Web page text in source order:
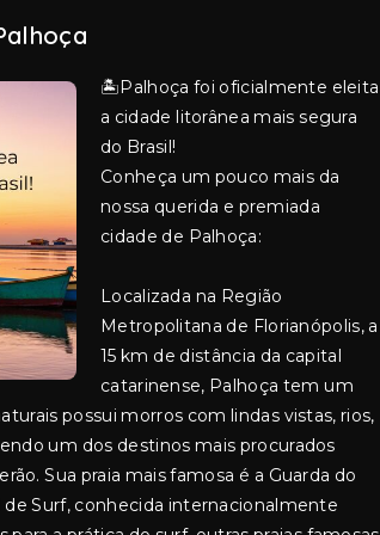
🏝️Palhoça foi oficialmente eleita
a cidade litorânea mais segura
do Brasil!
Conheça um pouco mais da
nossa querida e premiada
cidade de Palhoça:
Localizada na Região
Metropolitana de Florianópolis, a
15 km de distância da capital
catarinense, Palhoça tem um
possui morros com lindas vistas, rios,
um dos destinos mais procurados
Sua praia mais famosa é a Guarda do
de Surf, conhecida internacionalmente